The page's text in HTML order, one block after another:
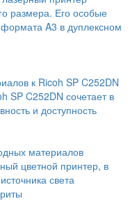
размера. Его особые
A3 в дуплексном
к Ricoh SP C252DN
SP C252DN сочетает в
и доступность
материалов
цветной принтер, в
света